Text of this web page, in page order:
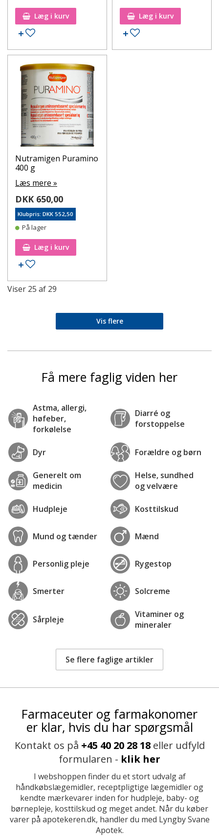
Læg i kurv
Tilføj til ønskeseddel
Læg i kurv
Tilføj til ønskeseddel
Nutramigen Puramino
400 g
Læs mere »
DKK 650,00
Klubpris: DKK 552,50
På lager
Læg i kurv
Tilføj til ønskeseddel
Viser 25 af 29
Vis flere
Få mere faglig viden her
Astma, allergi,
høfeber,
forkølelse
Diarré og
forstoppelse
Dyr Forældre og børn
Generelt om
medicin
Helse, sundhed
og velvære
Hudpleje Kosttilskud
Mund og tænder Mænd
Personlig pleje Rygestop
Smerter Solcreme
Sårpleje
Vitaminer og
mineraler
Se flere faglige artikler
Farmaceuter og farmakonomer
er klar, hvis du har spørgsmål
Kontakt os på +45 40 20 28 18eller udfyld
formularen - klik her
I webshoppen finder du et stort udvalg af
håndkøbslægemidler, receptpligtige lægemidler og
kendte mærkevarer inden for hudpleje, baby- og
børnepleje, kosttilskud og meget andet. Når du køber
varer på apotekeren.dk, handler du med Lyngby Svane
Apotek.